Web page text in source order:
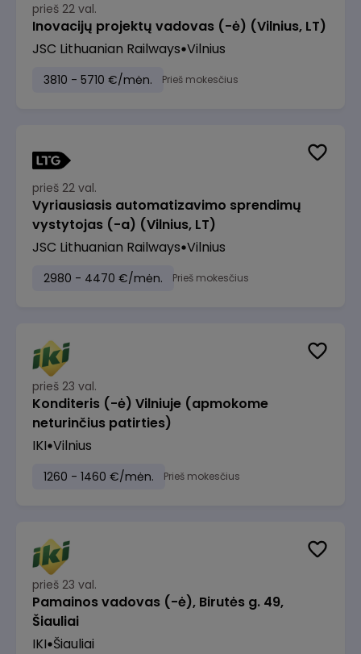
prieš 22 val.
Inovacijų projektų vadovas (-ė) (Vilnius, LT)
JSC Lithuanian Railways Vilnius
3810 - 5710 €/mėn. Prieš mokesčius
prieš 22 val.
Vyriausiasis automatizavimo sprendimų
vystytojas (-a) (Vilnius, LT)
JSC Lithuanian Railways Vilnius
2980 - 4470 €/mėn. Prieš mokesčius
prieš 23 val.
Konditeris (-ė) Vilniuje (apmokome
neturinčius patirties)
IKI Vilnius
1260 - 1460 €/mėn. Prieš mokesčius
prieš 23 val.
Pamainos vadovas (-ė), Birutės g. 49,
Šiauliai
IKI Šiauliai